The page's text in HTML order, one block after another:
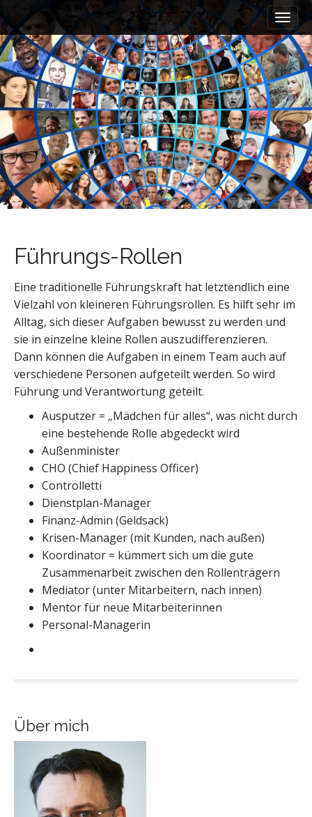
a
i
n
m
e
n
u
k
i
p
t
o
c
o
t
e
n
t
Führungs-Rollen
Eine traditionelle Führungskraft hat letztendlich eine
Vielzahl von kleineren Führungsrollen. Es hilft sehr im
Alltag, sich dieser Aufgaben bewusst zu werden und
sie in einzelne kleine Rollen auszudifferenzieren.
Dann können die Aufgaben in einem Team auch auf
verschiedene Personen aufgeteilt werden. So wird
Führung und Verantwortung geteilt.
Ausputzer = „Mädchen für alles“, was nicht durch
eine bestehende Rolle abgedeckt wird
Außenminister
CHO (Chief Happiness Officer)
Controlletti
Dienstplan-Manager
Finanz-Admin (Geldsack)
Krisen-Manager (mit Kunden, nach außen)
Koordinator = kümmert sich um die gute
Zusammenarbeit zwischen den Rollenträgern
Mediator (unter Mitarbeitern, nach innen)
Mentor für neue Mitarbeiterinnen
Personal-Managerin
Über mich